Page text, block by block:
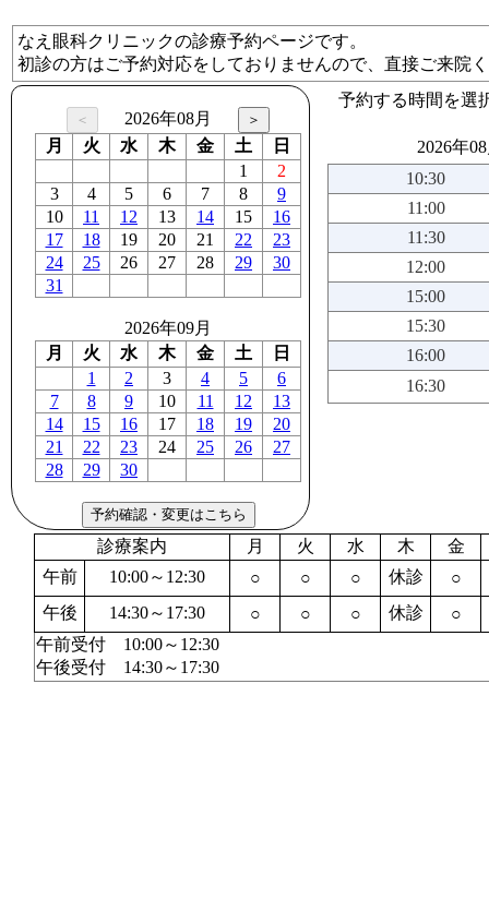
なえ眼科クリニックの診療予約ページです。
初診の方はご予約対応をしておりませんので、直接ご来院
2026年08月
月
火 水 木 金 土
日
1
2
3
4 5 6 7 8
9
10
11 12 13 14 15
16
17
18 19 20 21 22
23
24
25 26 27 28 29
30
31
2026年09月
月
火 水 木 金 土
日
1
2 3 4 5
6
7
8 9 10 11 12
13
14
15 16 17 18 19
20
21
22 23 24 25 26
27
28
29 30
予約する時間を選
2026年
10:30
11:00
11:30
12:00
15:00
15:30
16:00
16:30
診療案内 月 火 水 木
金
午前
10:00～12:30 ○ ○ ○ 休診
○
午後
14:30～17:30 ○ ○ ○ 休診
○
午前受付 10:00～12:30
午後受付 14:30～17:30